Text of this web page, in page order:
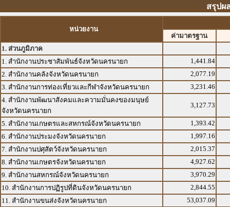
สรุปผ
หน่วยงาน
ค่ามาตรฐาน
1. ส่วนภูมิภาค
1. สำนักงานประชาสัมพันธ์จังหวัดนครนายก
1,441.84
2. สำนักงานคลังจังหวัดนครนายก
2,077.19
3. สำนักงานการท่องเที่ยวและกีฬาจังหวัดนครนายก
3,231.46
4. สำนักงานพัฒนาสังคมและความมั่นคงของมนุษย์
จังหวัดนครนายก
3,127.73
5. สำนักงานเกษตรและสหกรณ์จังหวัดนครนายก
1,393.42
6. สำนักงานประมงจังหวัดนครนายก
1,997.16
7. สำนักงานปศุสัตว์จังหวัดนครนายก
2,015.37
8. สำนักงานเกษตรจังหวัดนครนายก
4,927.62
9. สำนักงานสหกรณ์จังหวัดนครนายก
3,970.29
10. สำนักงานการปฏิรูปที่ดินจังหวัดนครนายก
2,844.55
11. สำนักงานขนส่งจังหวัดนครนายก
53,037.09